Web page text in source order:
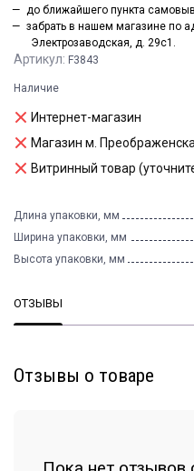
Артикул: F3843
Наличие
Интернет-магазин
Магазин м.
Витринный товар
Длина упаковки, мм
Ширина упаковки, мм
Высота упаковки, мм
до ближайшего пункта
забрать в нашем магазине по
Электрозаводская, д. 29с1.
ОТЗЫВЫ
Отзывы о товаре